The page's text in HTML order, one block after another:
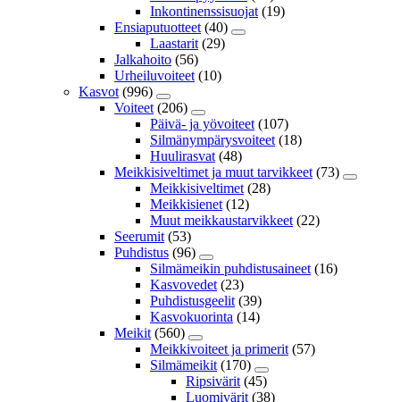
Inkontinenssisuojat (19)
Ensiaputuotteet (40)
Laastarit (29)
Jalkahoito (56)
Urheiluvoiteet (10)
Kasvot (996)
Voiteet (206)
Päivä- ja yövoiteet (107)
Silmänympärysvoiteet (18)
Huulirasvat (48)
Meikkisiveltimet ja muut tarvikkeet (73)
Meikkisiveltimet (28)
Meikkisienet (12)
Muut meikkaustarvikkeet (22)
Seerumit (53)
Puhdistus (96)
Silmämeikin puhdistusaineet (16)
Kasvovedet (23)
Puhdistusgeelit (39)
Kasvokuorinta (14)
Meikit (560)
Meikkivoiteet ja primerit (57)
Silmämeikit (170)
Ripsivärit (45)
Luomivärit (38)